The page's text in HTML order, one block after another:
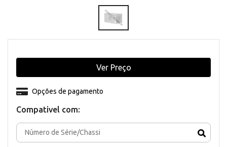
Compativel com:
Opções de pagamento
Ver Preço